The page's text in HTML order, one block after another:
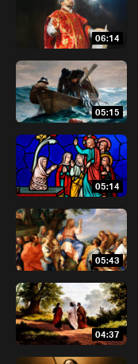
06:14
05:15
05:14
05:43
04:37